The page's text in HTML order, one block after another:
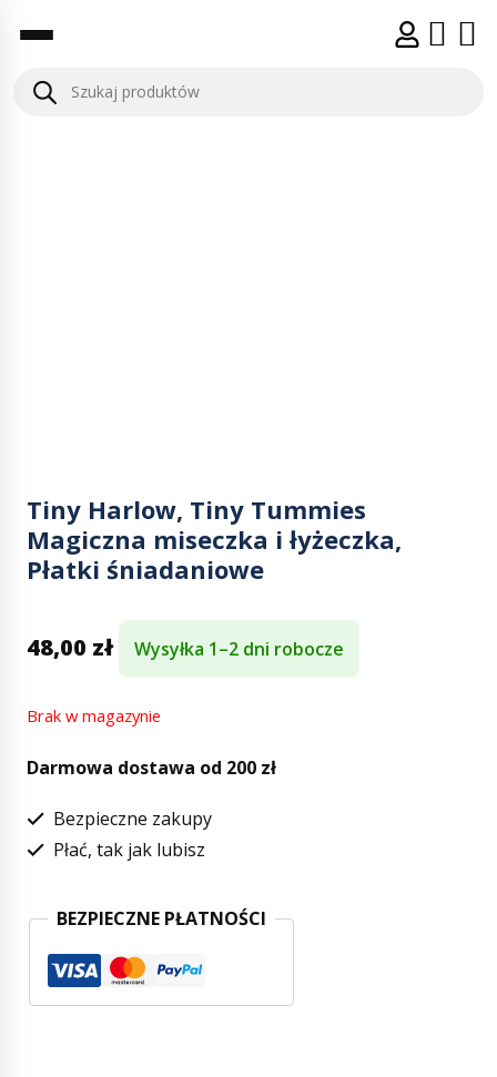
Tiny Harlow, Tiny Tummies
Magiczna miseczka i łyżeczka,
Płatki śniadaniowe
48,00 zł Wysyłka 1–2 dni robocze
Brak w magazynie
Darmowa dostawa od 200 zł
Bezpieczne zakupy
Płać, tak jak lubisz
BEZPIECZNE PŁATNOŚCI